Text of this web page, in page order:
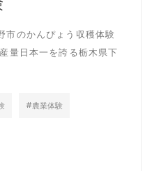
市のかんぴょう収穫体験
量日本一を誇る栃木県下
農業体験